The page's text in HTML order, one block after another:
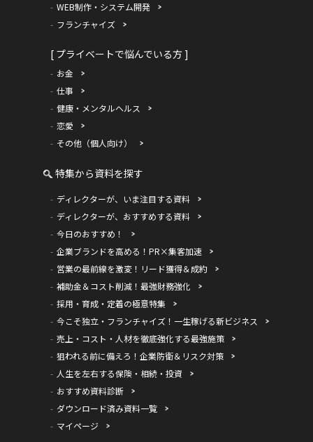
WEB制作・システム開発
フランチャイズ
[ プライベートで悩んでいる方 ]
お金
仕事
健康・メンタルヘルス
恋愛
その他（個人向け）
特集から資料を探す
ディレクターが、いま注目する資料
ディレクターが、おすすめする資料
今日のおすすめ！
企業ブランドを高める！PR×集客加速
営業の最前線を激変！リード獲得＆成約
補助金＆コスト削減！最強財務強化
採用・育成・定着の極意特集
今こそ独立・フランチャイズ！一生稼げる新ビジネス
売上・コスト・人材を徹底強化する最強施策
狙われる前に備えろ！企業防衛＆リスク対策
人生を左右する保険・相続・投資
おすすめ資料診断
ダウンロード済み資料一覧
マイページ